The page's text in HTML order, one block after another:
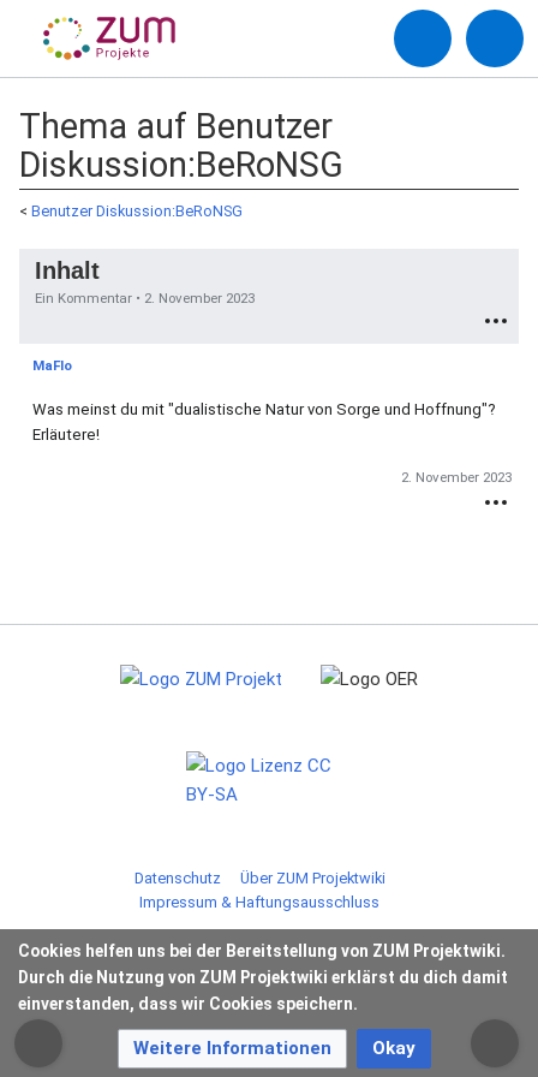
Thema auf Benutzer
Diskussion:BeRoNSG
< Benutzer Diskussion:BeRoNSG
Inhalt
Ein Kommentar • 2. November 2023
MaFlo
Was meinst du mit "dualistische Natur von Sorge und Hoffnung"?
Erläutere!
2. November 2023
Cookies helfen uns bei der Bereitstellung von ZUM Projektwiki.
Durch die Nutzung von ZUM Projektwiki erklärst du dich damit
einverstanden, dass wir Cookies speichern.
Weitere Informationen Okay
Datenschutz
Über ZUM Projektwiki
Impressum & Haftungsausschluss